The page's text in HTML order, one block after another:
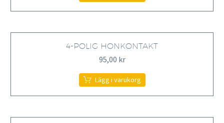
4-POLIG HONKONTAKT
95,00 kr
Lägg i varukorg